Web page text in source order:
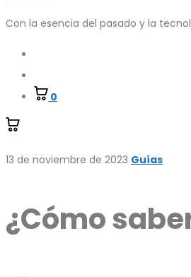
Con la esencia del pasado y la
0
13 de noviembre de 2023 Guías
¿Cómo